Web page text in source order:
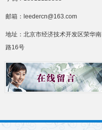
邮箱：leedercn@163.com
地址：北京市经济技术开发区荣华南
路16号